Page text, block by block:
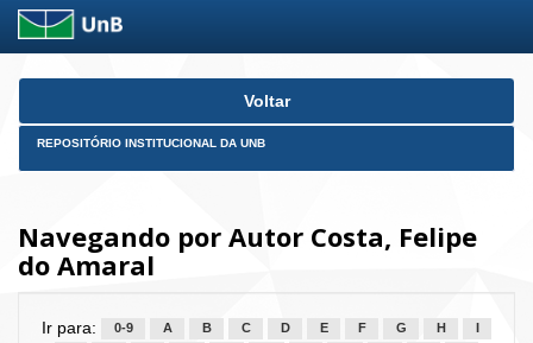
Skip
Voltar
REPOSITÓRIO INSTITUCIONAL DA UNB
Navegando por Autor Costa, Felipe
do Amaral
Ir para: 0-9 A B C D E F G H